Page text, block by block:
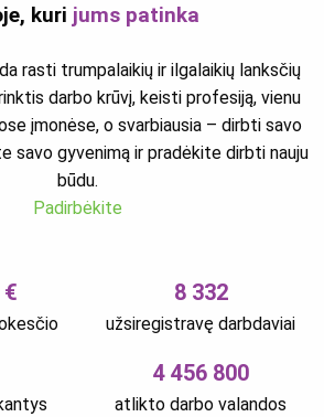
kuri jums patinka
rasti trumpalaikių ir ilgalaikių lanksčių
darbo krūvį, keisti profesiją, vienu
įmonėse, o svarbiausia – dirbti savo
savo gyvenimą ir pradėkite dirbti nauju
būdu.
Padirbėkite
€ 8 332
užsiregistravę darbdaviai
4 456 800
atlikto darbo valandos